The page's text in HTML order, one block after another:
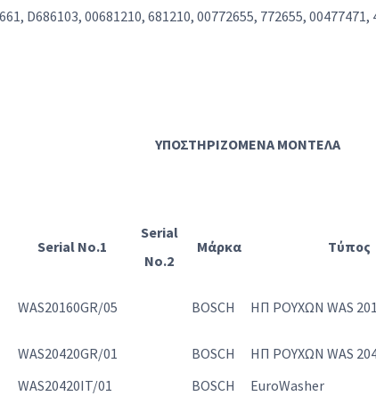
D686103, 00681210, 681210, 00772655, 772655,
ΥΠΟΣΤΗΡΙΖΟΜΕΝΑ ΜΟΝΤΕΛΑ
Serial No.1
Serial
No.2
Μάρκα Τύπος
WAS20160GR/05 BOSCH ΗΠ ΡΟΥΧΩΝ WAS
WAS20420GR/01 BOSCH ΗΠ ΡΟΥΧΩΝ WAS
WAS20420IT/01 BOSCH EuroWasher